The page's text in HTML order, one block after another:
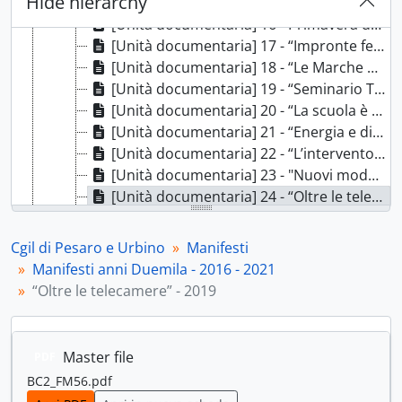
[Unità documentaria] 16 - Primavera della legalità 2019, 2019
[Unità documentaria] 17 - “Impronte femminili” - 2019, 2019
[Unità documentaria] 18 - “Le Marche plurali e accoglienti” - 2019, 2019
[Unità documentaria] 19 - “Seminario Tratta e sfruttamento di esseri umani” - 2019, 2019
[Unità documentaria] 20 - “La scuola è per tutti” - 2019, 2019
[Unità documentaria] 21 - “Energia e dintorni” - 2019, 2019
[Unità documentaria] 22 - “L’intervento sociale nella provincia di Pesaro e Urbino” - 2019, 2019
[Unità documentaria] 23 - "Nuovi modelli di consumo" - [2019], 2019
[Unità documentaria] 24 - “Oltre le telecamere” - 2019, 2019
[Unità documentaria] 25 - “Lotto insieme” - [2019], 2019
[Unità documentaria] 26 - “Le Marche e la manifattura nel lavoro del futuro” - 2020, 2020
[Unità documentaria] 27 - “Il tempo dell’insicurezza e le risposte necessarie” - 2020, 2020
[Unità documentaria] 28 - Cgil 8 marzo 2021, 2021
[Fondo] Fidag - Fidag - Federazione italiana dipendenti aziende gas - 1954-1977, 1954-1977
Cgil di Pesaro e Urbino
Manifesti
Manifesti anni Duemila - 2016 - 2021
“Oltre le telecamere” - 2019
Master file
BC2_FM56.pdf